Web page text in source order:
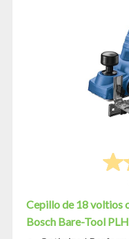
Cepillo de 18 voltios
Bosch Bare-Tool